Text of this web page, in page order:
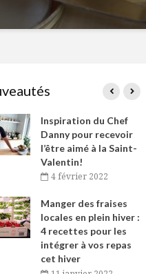
Inspiration du Chef
Danny pour recevoir
l’être aimé à la Saint-
Valentin!
4 février 2022
Manger des fraises
locales en plein hiver :
4 recettes pour les
intégrer à vos repas
cet hiver